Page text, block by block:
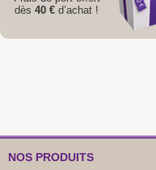
dès 40 € d’achat !
NOS PRODUITS